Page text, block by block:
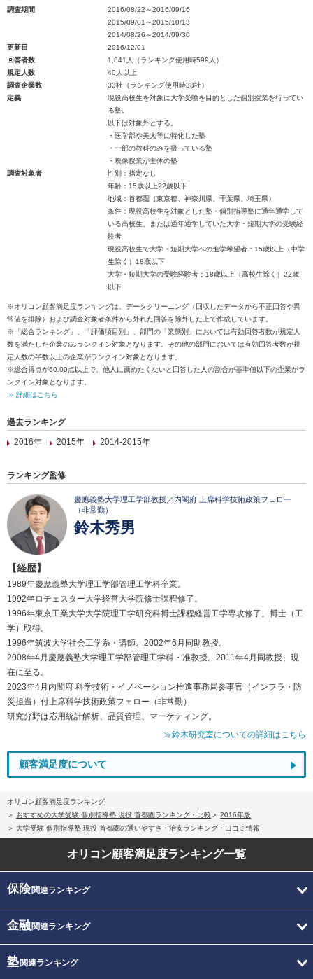
調査期間
2016/08/22～2016/09/16
2015/09/01～2015/10/13
2014/08/26～2014/09/30
更新日
2016/12/01
回答者数
1,841人（ランキング使用時599人）
規定人数
40人以上
調査企業数
33社（ランキング使用時33社）
定義
現役高校生を対象に大学受験を目的とした個別授業を行ってい
る塾。
以下は対象外とする。
・医学部や美大等に特化した塾
・一部の教科のみを扱っている塾
・映像授業が主体の塾
調査対象者
性別：指定なし
年齢：15歳以上22歳以下
地域：首都圏（東京都、神奈川県、千葉県、埼玉県）
条件：現役高校生を対象とした塾・個別指導塾に通年通学して
いる高校生、または通年通学していた大学・短期大学の受験経
験者
現役高校生で大学・短期大学への進学希望者：15歳以上（中学
生除く）18歳以下
大学・短期大学の受験経験者：18歳以上（高校生除く）22歳
以下
※オリコン顧客満足度ランキングは、データクリーニング（回収したデータから不正回答や異
常値を排除）および調査対象者条件から外れた回答を除外した上で作成しています。
※「総合ランキング」、「評価項目別」、部門の「業態別」においては有効回答者数が規定人
数を満たした企業のみランクイン対象となります。その他の部門においては有効回答者数が規
定人数の半数以上の企業がランクイン対象となります。
※総合得点が60.00点以上で、他人に薦めたくないと回答した人の割合が基準値以下の企業がラ
ンクイン対象となります。
≫ 詳細はこちら
過去ランキング
2016年
2015年 2014-2015年
ランキング監修
慶應義塾大学理工学部教授／内閣府 上席科学技術政策フェロー
（非常勤）
鈴木秀男
【経歴】
1989年慶應義塾大学理工学部管理工学科卒業。
1992年ロチェスター大学経営大学院修士課程修了。
1996年東京工業大学大学院理工学研究科博士課程経営工学専攻修了。博士（工
学）取得。
1996年筑波大学社会工学系・講師。2002年6月同助教授。
2008年4月慶應義塾大学理工学部管理工学科・准教授。2011年4月同教授、現
在に至る。
2023年4月内閣府 科学技術・イノベーション推進事務局参事官（インフラ・防
災担当）付上席科学技術政策フェロー（非常勤）
研究分野は応用統計解析、品質管理、マーケティング。
≫鈴木研究室についての詳細はこちら
顧客満足度について
オリコン顧客満足度ランキング
おすすめの大学受験 個別指導塾 現役 首都圏ランキング・比較
2016年版
大学受験 個別指導塾 現役 首都圏の通いやすさ・治安ランキング・口コミ情報
オリコン顧客満足度ランキング一覧
保険関連ランキング
金融関連ランキング
塾関連ランキング